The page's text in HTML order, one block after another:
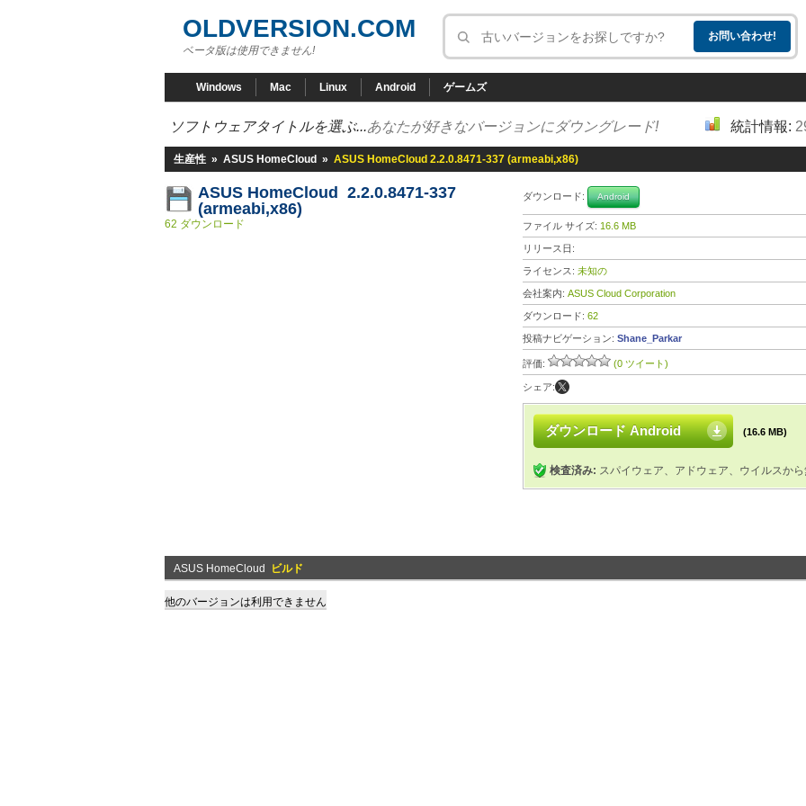
OLDVERSION.COM
ベータ版は使用できません!
Windows Mac Linux Android ゲームズ
ソフトウェアタイトルを選ぶ...あなたが好きなバージョンにダウングレード! 統計情報:
生産性 » ASUS HomeCloud » ASUS HomeCloud 2.2.0.8471-337 (armeabi,x86)
ASUS HomeCloud 2.2.0.8471-337
(armeabi,x86)
62 ダウンロード
ダウンロード: Android
ファイル サイズ: 16.6 MB
リリース日:
ライセンス: 未知の
会社案内: ASUS Cloud Corporation
ダウンロード: 62
投稿ナビゲーション: Shane_Parkar
評価: (0 ツイート)
シェア:
ダウンロード Android (16.6 MB)
検査済み: スパイウェア、アドウェア、ウイルスか
ASUS HomeCloud ビルド
他のバージョンは利用できません